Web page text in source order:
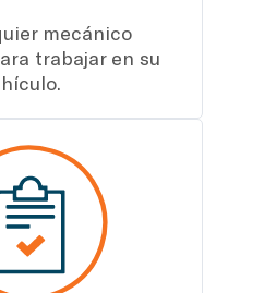
mecánico
trabajar en su